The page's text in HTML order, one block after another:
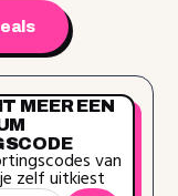
MEER EEN
van
zelf uitkiest